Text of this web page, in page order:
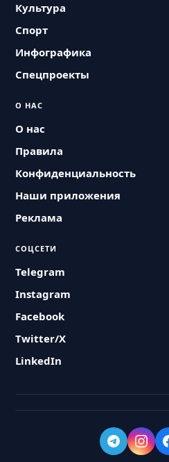
Культура
Спорт
Инфографика
Спецпроекты
О НАС
О нас
Правила
Конфиденциальность
Наши приложения
Реклама
СОЦСЕТИ
Telegram
Instagram
Facebook
Twitter/X
LinkedIn